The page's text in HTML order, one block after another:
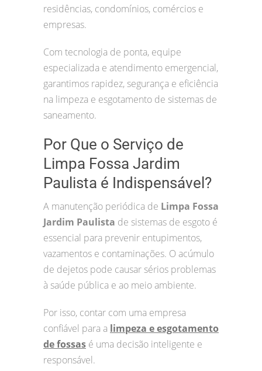
residências, condomínios, comércios e
empresas.
Com tecnologia de ponta, equipe
especializada e atendimento emergencial,
garantimos rapidez, segurança e eficiência
na limpeza e esgotamento de sistemas de
saneamento.
Por Que o Serviço de
Limpa Fossa Jardim
Paulista é Indispensável?
A manutenção periódica de Limpa Fossa
Jardim Paulista de sistemas de esgoto é
essencial para prevenir entupimentos,
vazamentos e contaminações. O acúmulo
de dejetos pode causar sérios problemas
à saúde pública e ao meio ambiente.
Por isso, contar com uma empresa
confiável para a limpeza e esgotamento
de fossas é uma decisão inteligente e
responsável.